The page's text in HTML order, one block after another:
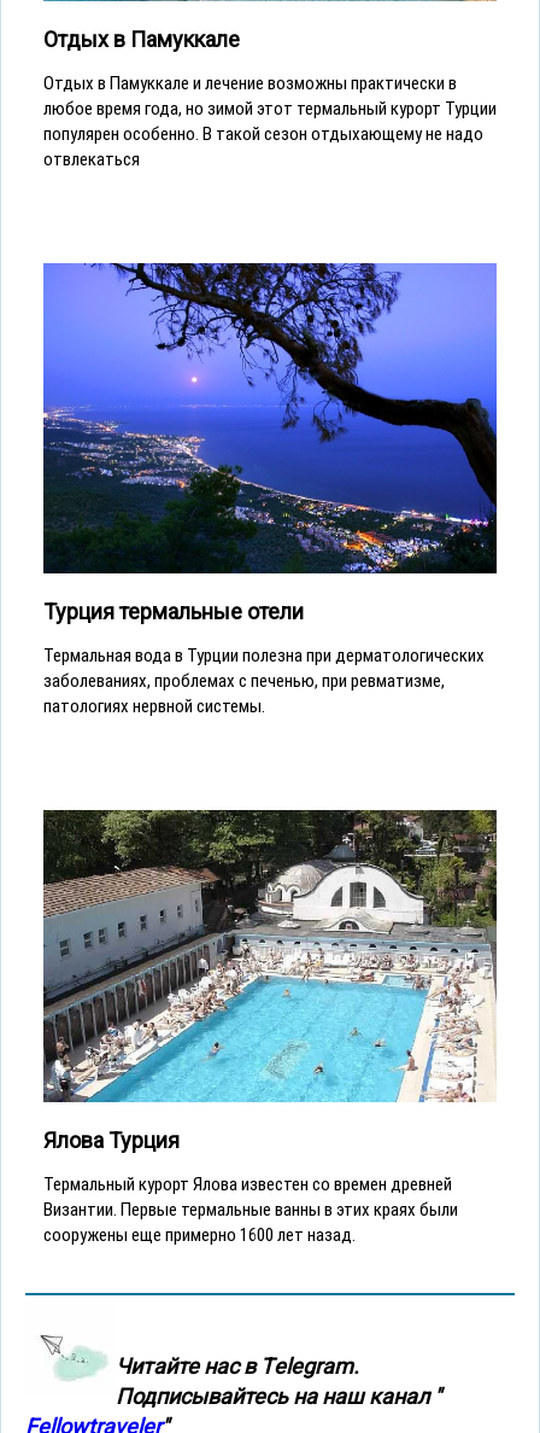
Отдых в Памуккале
Отдых в Памуккале и лечение возможны практически в
любое время года, но зимой этот термальный курорт Турции
популярен особенно. В такой сезон отдыхающему не надо
отвлекаться
Турция термальные отели
Термальная вода в Турции полезна при дерматологических
заболеваниях, проблемах с печенью, при ревматизме,
патологиях нервной системы.
Ялова Турция
Термальный курорт Ялова известен со времен древней
Византии. Первые термальные ванны в этих краях были
сооружены еще примерно 1600 лет назад.
Читайте нас в Тelegram.
Подписывайтесь на наш канал "
Fellowtraveler"